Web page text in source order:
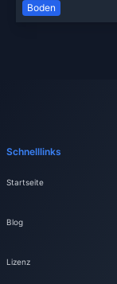
Boden
Schnelllinks
Startseite
Blog
Lizenz